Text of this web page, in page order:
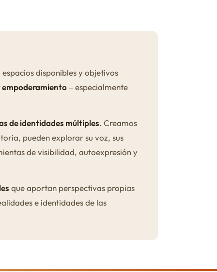
disponibles y objetivos
empoderamiento – especialmente
de identidades múltiples. Creamos
pueden explorar su voz, sus
de visibilidad, autoexpresión y
que aportan perspectivas propias
e identidades de las